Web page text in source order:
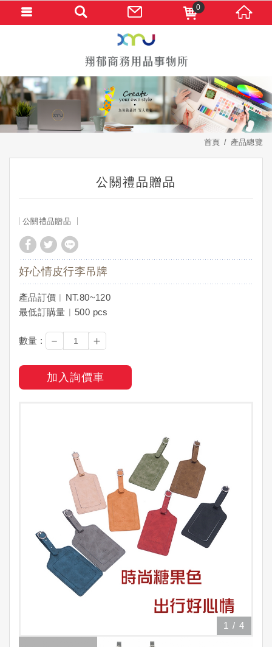
首頁 產品總覽
公關禮品贈品
公關禮品贈品
好心情皮行李吊牌
產品訂價︱NT.80~120
最低訂購量︱500 pcs
數量 : － ＋
加入詢價車
1 / 4
0